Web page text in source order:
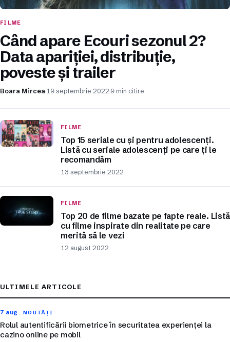
FILME
Când apare Ecouri sezonul 2?
Data apariției, distribuție,
poveste și trailer
Boara Mircea 19 septembrie 2022 9 min citire
FILME
Top 15 seriale cu și pentru adolescenți.
Listă cu seriale adolescenți pe care ți le
recomandăm
13 septembrie 2022
FILME
Top 20 de filme bazate pe fapte reale. Listă
cu filme inspirate din realitate pe care
merită să le vezi
12 august 2022
ULTIMELE ARTICOLE
7 aug NOUTĂȚI
Rolul autentificării biometrice în securitatea experienței la
cazino online pe mobil